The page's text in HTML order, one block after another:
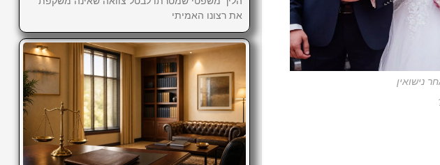
נישואין
את רצונו האמיתי